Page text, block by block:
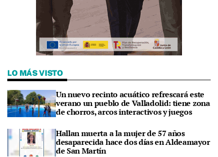
LO MÁS VISTO
Un nuevo recinto acuático refrescará este
verano un pueblo de Valladolid: tiene zona
de chorros, arcos interactivos y juegos
Hallan muerta a la mujer de 57 años
desaparecida hace dos días en Aldeamayor
de San Martín